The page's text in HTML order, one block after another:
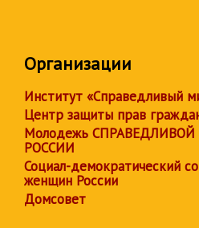
Организации
Институт «Справедливый
Центр защиты прав
Молодежь СПРАВЕДЛИВОЙ
РОССИИ
Социал-демократический
женщин России
Домсовет